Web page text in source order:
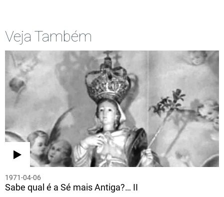
Veja Também
1971-04-06
Sabe qual é a Sé mais Antiga?… II